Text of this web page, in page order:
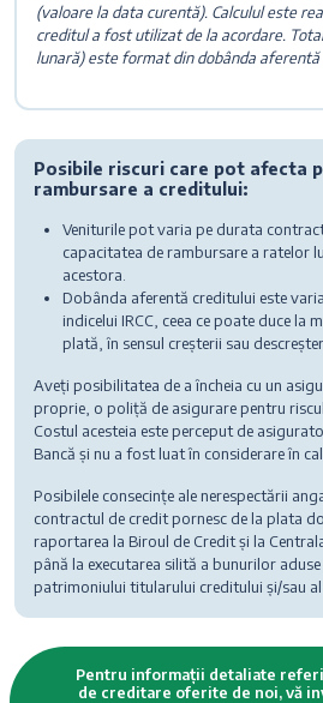
(valoare la data curentă). Calculul este
creditul a fost utilizat de la acordare.
lunară) este format din dobânda
Posibile riscuri care pot afecta
rambursare a creditului:
Veniturile pot varia pe durata
capacitatea de rambursare a ratelor
acestora.
Dobânda aferentă creditului este
indicelui IRCC, ceea ce poate duce la
plată, în sensul creșterii sau
Aveți posibilitatea de a încheia cu un
proprie, o poliță de asigurare pentru
Costul acesteia este perceput de
Bancă și nu a fost luat în considerare în
Posibilele consecințe ale nerespectării
contractul de credit pornesc de la plata
raportarea la Biroul de Credit și la
până la executarea silită a bunurilor
patrimoniului titularului creditului și/sau
Pentru informații detaliate
de creditare oferite de noi, vă